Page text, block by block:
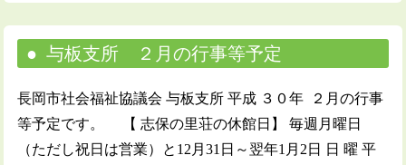
与板支所 ２月の行事等予定
長岡市社会福祉協議会 与板支所 平成 ３０年 ２月の行事
等予定です。 【 志保の里荘の休館日】 毎週月曜日
（ただし祝日は営業）と12月31日～翌年1月2日 日 曜 平